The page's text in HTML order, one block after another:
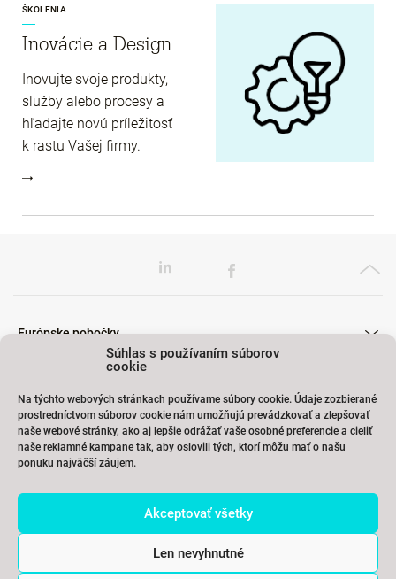
Súhlas s používaním súborov
cookie
Na týchto webových stránkach používame súbory cookie. Údaje zozbierané
prostredníctvom súborov cookie nám umožňujú prevádzkovať a zlepšovať
naše webové stránky, ako aj lepšie odrážať vaše osobné preferencie a cieliť
naše reklamné kampane tak, aby oslovili tých, ktorí môžu mať o našu
ponuku najväčší záujem.
Akceptovať všetky
Len nevyhnutné
ŠKOLENIA
Inovácie a Design
Inovujte svoje produkty,
služby alebo procesy a
hľadajte novú príležitosť
k rastu Vašej firmy.
Európske pobočky
Školenia